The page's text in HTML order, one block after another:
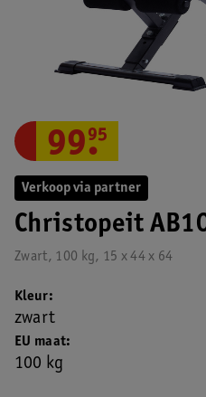
Verkoop via partner
Christopeit
Zwart, 100 kg, 15 x 44 x 64
99.
95
EU maat
100 kg
Kleur
zwart